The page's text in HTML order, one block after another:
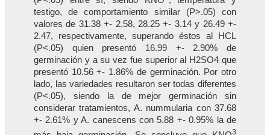
testigo, de comportamiento similar (P>.05) con
valores de 31.38 +- 2.58, 28.25 +- 3.14 y 26.49 +-
2.47, respectivamente, superando éstos al HCL
(P<.05) quien presentó 16.99 +- 2.90% de
germinación y a su vez fue superior al H2SO4 que
presentó 10.56 +- 1.86% de germinación. Por otro
lado, las variedades resultaron ser todas diferentes
(P<.05), siendo la de mejor germinación sin
considerar tratamientos, A. nummularia con 37.68
+- 2.61% y A. canescens con 5.88 +- 0.95% la de
3